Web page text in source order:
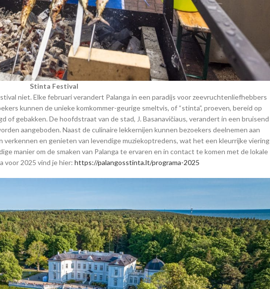
Stinta Festival
niet. Elke februari verandert Palanga in een paradijs voor zeevruchtenliefhebbers
kunnen de unieke komkommer-geurige smeltvis, of “stinta”, proeven, bereid op
gebakken. De hoofdstraat van de stad, J. Basanavičiaus, verandert in een bruisend
aangeboden. Naast de culinaire lekkernijen kunnen bezoekers deelnemen aan
en genieten van levendige muziekoptredens, wat het een kleurrijke viering
manier om de smaken van Palanga te ervaren en in contact te komen met de lokale
voor 2025 vind je hier:https://palangosstinta.lt/programa-2025